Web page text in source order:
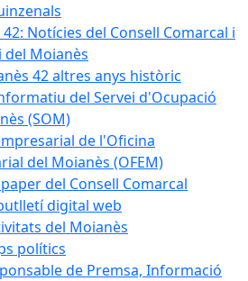
Notícies del Consell Comarcal i
del Moianès
42 altres anys històric
del Servei d'Ocupació
(SOM)
de l'Oficina
del Moianès (OFEM)
del Consell Comarcal
digital web
del Moianès
polítics
de Premsa, Informació